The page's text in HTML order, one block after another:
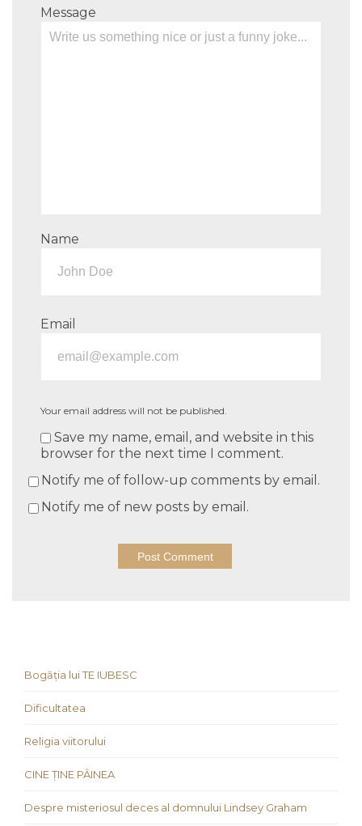
Message
Name
Email
Your email address will not be published.
Save my name, email, and website in this
browser for the next time I comment.
Notify me of follow-up comments by email.
Notify me of new posts by email.
Bogăția lui TE IUBESC
Dificultatea
Religia viitorului
CINE ȚINE PÂINEA
Despre misteriosul deces al domnului Lindsey Graham